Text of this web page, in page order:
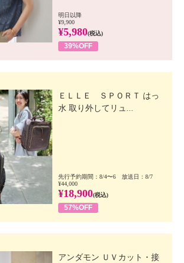
明日以降
¥9,900
¥5,980(税込)
39%OFF
ＥＬＬＥ ＳＰＯＲＴ はっ
水 取り外してリュ...
先行予約期間：8/4〜6 放送日：8/7
¥44,000
¥18,900(税込)
57%OFF
アンダモン ＵＶカット・接